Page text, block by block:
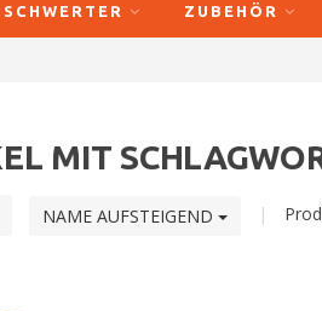
SCHWERTER ZUBEHÖR
MIT
NAME AUFSTEIGEND |